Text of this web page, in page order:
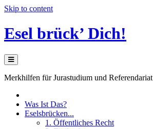
Skip to content
Esel brück’ Dich!
Merkhilfen für Jurastudium und Referendariat
Was Ist Das?
Eselsbrücken...
1. Öffentliches Recht